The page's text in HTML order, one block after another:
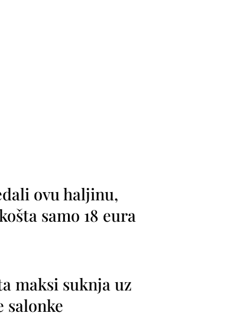
ovu haljinu,
samo 18 eura
maksi suknja uz
salonke